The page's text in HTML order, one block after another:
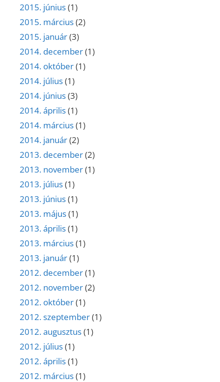
2015. június(1)
2015. március(2)
2015. január(3)
2014. december(1)
2014. október(1)
2014. július(1)
2014. június(3)
2014. április(1)
2014. március(1)
2014. január(2)
2013. december(2)
2013. november(1)
2013. július(1)
2013. június(1)
2013. május(1)
2013. április(1)
2013. március(1)
2013. január(1)
2012. december(1)
2012. november(2)
2012. október(1)
2012. szeptember(1)
2012. augusztus(1)
2012. július(1)
2012. április(1)
2012. március(1)